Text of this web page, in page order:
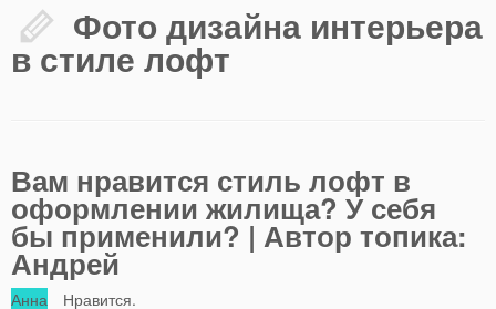
Фото дизайна интерьера
в стиле лофт
Вам нравится стиль лофт в
оформлении жилища? У себя
бы применили? | Автор топика:
Андрей
Анна Нравится.